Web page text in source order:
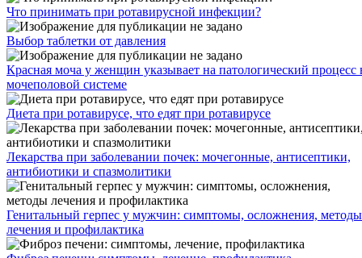
Что принимать при ротавирусной инфекции?
Выбор таблетки от давления
Красная моча у женщин указывает на патологический процесс
мочеполовой системе
Диета при ротавирусе, что едят при ротавирусе
Лекарства при заболевании почек: мочегонные, антисептики,
антибиотики и спазмолитики
Генитальный герпес у мужчин: симптомы, осложнения, методы
лечения и профилактика